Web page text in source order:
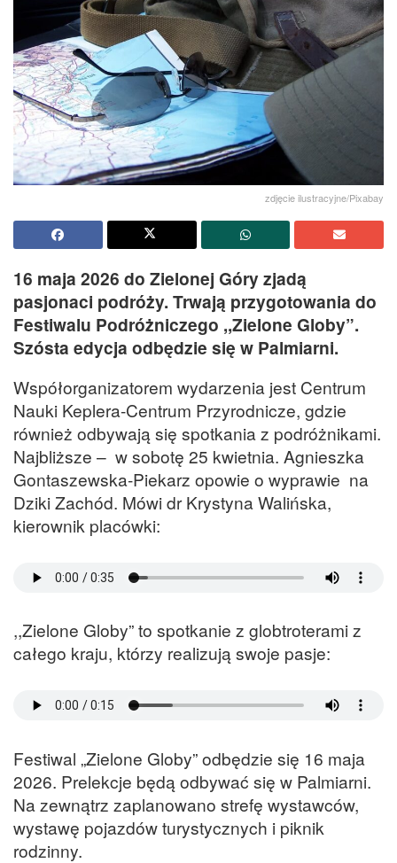
zdjęcie ilustracyjne/Pixabay
16 maja 2026 do Zielonej Góry zjadą
pasjonaci podróży. Trwają przygotowania do
Festiwalu Podróżniczego ,,Zielone Globy”.
Szósta edycja odbędzie się w Palmiarni.
Współorganizatorem wydarzenia jest Centrum
Nauki Keplera-Centrum Przyrodnicze, gdzie
również odbywają się spotkania z podróżnikami.
Najbliższe – w sobotę 25 kwietnia. Agnieszka
Gontaszewska-Piekarz opowie o wyprawie na
Dziki Zachód. Mówi dr Krystyna Walińska,
kierownik placówki:
,,Zielone Globy” to spotkanie z globtroterami z
całego kraju, którzy realizują swoje pasje:
Festiwal „Zielone Globy” odbędzie się 16 maja
2026. Prelekcje będą odbywać się w Palmiarni.
Na zewnątrz zaplanowano strefę wystawców,
wystawę pojazdów turystycznych i piknik
rodzinny.